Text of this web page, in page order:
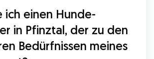
ich einen Hunde-
in Pfinztal, der zu den
Bedürfnissen meines